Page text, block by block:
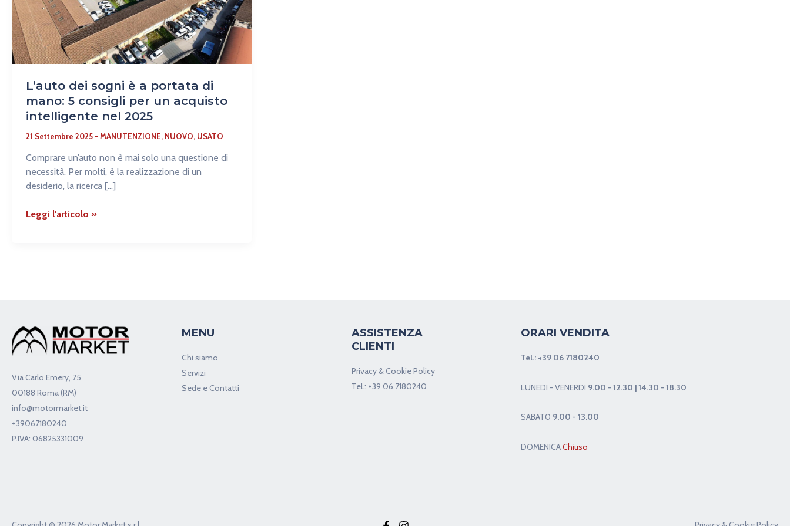
L’auto dei sogni è a portata di
mano: 5 consigli per un acquisto
intelligente nel 2025
21 Settembre 2025 - MANUTENZIONE, NUOVO, USATO
Comprare un’auto non è mai solo una questione di
necessità. Per molti, è la realizzazione di un
desiderio, la ricerca […]
portata
di
mano:
5
consigli
un
acquisto
intelligente
nel
Leggi l'articolo »
Via Carlo Emery, 75
00188 Roma (RM)
info@motormarket.it
+39067180240
P.IVA: 06825331009
MENU
Chi siamo
Servizi
Sede e Contatti
ASSISTENZA
CLIENTI
Privacy & Cookie Policy
Tel.: +39 06.7180240
ORARI VENDITA
Tel.: +39 06 7180240
LUNEDI - VENERDI 9.00 - 12.30 | 14.30 - 18.30
SABAT0 9.00 - 13.00
DOMENICAChiuso